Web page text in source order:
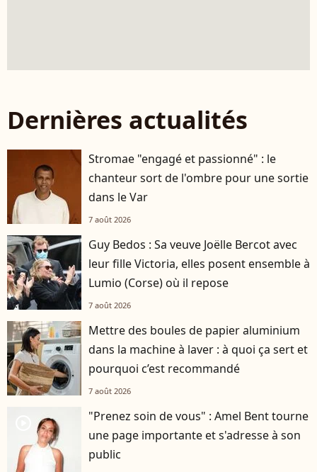
Dernières actualités
Stromae "engagé et passionné" : le
chanteur sort de l'ombre pour une sortie
dans le Var
7 août 2026
Guy Bedos : Sa veuve Joëlle Bercot avec
leur fille Victoria, elles posent ensemble à
Lumio (Corse) où il repose
7 août 2026
Mettre des boules de papier aluminium
dans la machine à laver : à quoi ça sert et
pourquoi c’est recommandé
7 août 2026
"Prenez soin de vous" : Amel Bent tourne
une page importante et s'adresse à son
public